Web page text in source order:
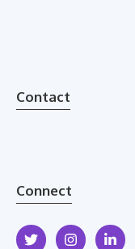
Contact
Connect